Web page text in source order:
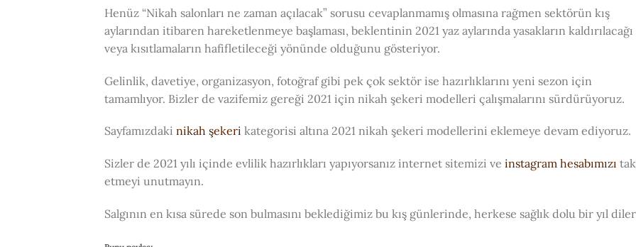
Henüz “Nikah salonları ne zaman açılacak” sorusu cevaplanmamış olmasına rağmen sektörün kış
aylarından itibaren hareketlenmeye başlaması, beklentinin 2021 yaz aylarında yasakların kaldırılacağı
veya kısıtlamaların hafifletileceği yönünde olduğunu gösteriyor.
Gelinlik, davetiye, organizasyon, fotoğraf gibi pek çok sektör ise hazırlıklarını yeni sezon için
tamamlıyor. Bizler de vazifemiz gereği 2021 için nikah şekeri modelleri çalışmalarını sürdürüyoruz.
Sayfamızdaki nikah şekeri kategorisi altına 2021 nikah şekeri modellerini eklemeye devam ediyoruz.
Sizler de 2021 yılı içinde evlilik hazırlıkları yapıyorsanız internet sitemizi ve instagram hesabımızı
etmeyi unutmayın.
Salgının en kısa sürede son bulmasını beklediğimiz bu kış günlerinde, herkese sağlık dolu bir yıl